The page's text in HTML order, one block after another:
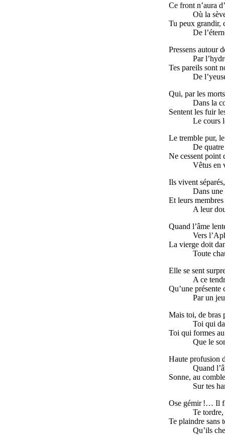
Ce front n’aura
Où la
Tu peux grandir,
De
Pressens autour
Par
Tes pareils sont
De
Qui, par les
Dans la
Sentent les fuir
Le cours
Le tremble pur,
De
Ne cessent point
Vêtus en
Ils vivent
Dans une
Et leurs
A leur
Quand l’âme
Vers
La vierge doit
Toute
Elle se sent
A ce
Qu’une présente
Par un
Mais toi, de bras
Toi qui
Toi qui formes
Que le
Haute profusion
Quand
Sonne, au
Sur tes
Ose gémir !… Il
Te
Te plaindre sans
Qu’ils